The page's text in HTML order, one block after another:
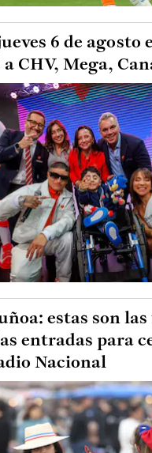
6 de agosto
CHV, Mega,
estas son
entradas para
Nacional